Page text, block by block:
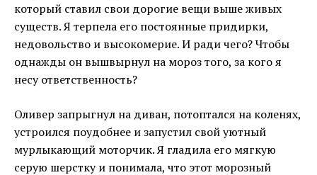
который ставил свои дорогие вещи выше живых
существ. Я терпела его постоянные придирки,
недовольство и высокомерие. И ради чего? Чтобы
однажды он вышвырнул на мороз того, за кого я
несу ответственность?
Оливер запрыгнул на диван, потоптался на коленях,
устроился поудобнее и запустил свой уютный
мурлыкающий моторчик. Я гладила его мягкую
серую шерстку и понимала, что этот морозный